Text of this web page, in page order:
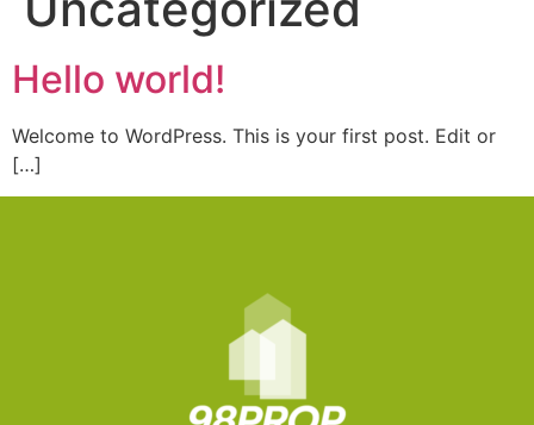
Hello world!
Welcome to WordPress. This is your first post. Edit or
[…]